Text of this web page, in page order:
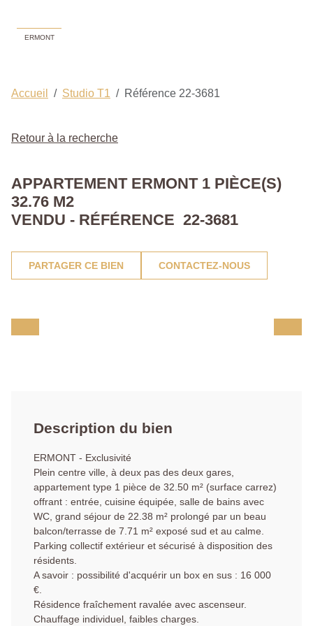
ERMONT
Accueil Studio T1 Référence 22-3681
Retour à la recherche
APPARTEMENT ERMONT 1 PIÈCE(S)
32.76 M2
VENDU - RÉFÉRENCE 22-3681
PARTAGER CE BIEN CONTACTEZ-NOUS
Description du bien
ERMONT - Exclusivité
Plein centre ville, à deux pas des deux gares,
appartement type 1 pièce de 32.50 m² (surface carrez)
offrant : entrée, cuisine équipée, salle de bains avec
WC, grand séjour de 22.38 m² prolongé par un beau
balcon/terrasse de 7.71 m² exposé sud et au calme.
Parking collectif extérieur et sécurisé à disposition des
résidents.
A savoir : possibilité d'acquérir un box en sus : 16 000
€.
Résidence fraîchement ravalée avec ascenseur.
Chauffage individuel, faibles charges.